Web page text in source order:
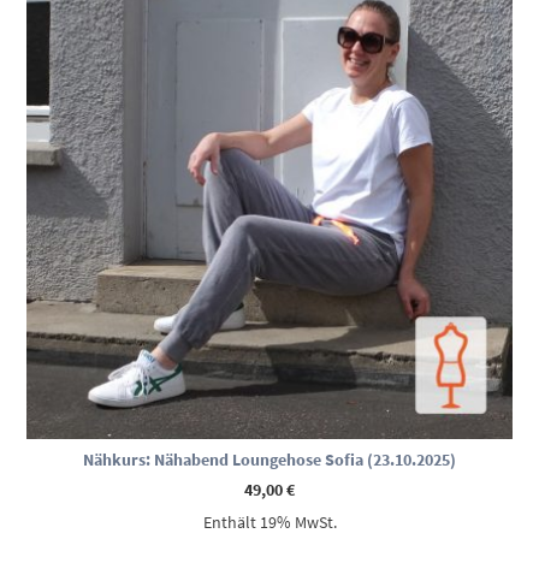
Nähkurs: Nähabend Loungehose Sofia (23.10.2025)
49,00€
Enthält 19% MwSt.